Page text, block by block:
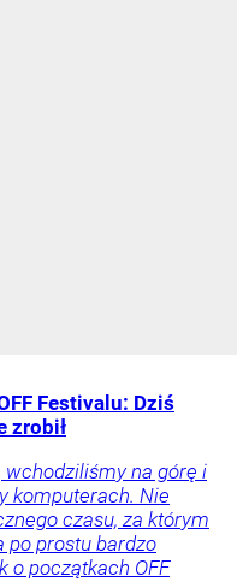
Festivalu: Dziś
zrobił
wchodziliśmy na górę i
komputerach. Nie
czasu, za którym
po prostu bardzo
o początkach OFF